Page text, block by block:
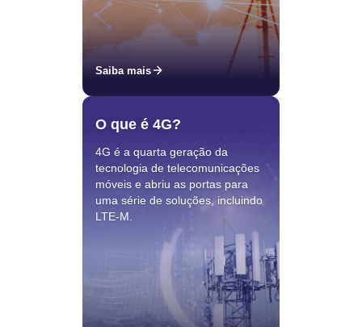
Saiba mais
O que é 4G?
4G é a quarta geração da
tecnologia de telecomunicações
móveis e abriu as portas para
uma série de soluções, incluindo
LTE-M.